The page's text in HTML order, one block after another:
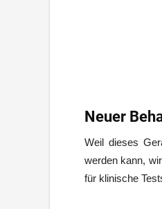
Neuer
Weil dieses
werden kann,
für klinische